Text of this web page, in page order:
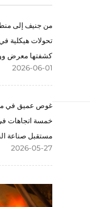
من جنيف إلى
تحولات هيكلية
كشفتها معرض
2026-06-01
خمسة اتجاهات
مستقبل صناعة
2026-05-27